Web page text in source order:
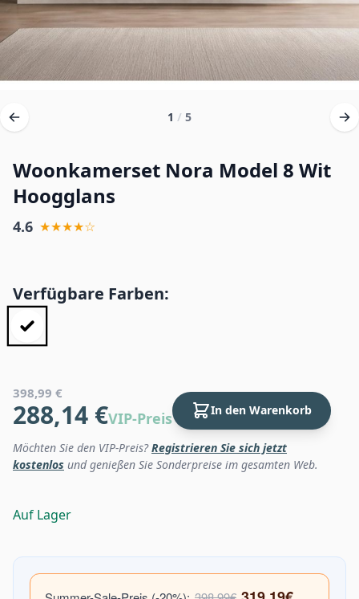
1 / 5
Woonkamerset Nora Model 8 Wit
Hoogglans
4.6 ★★★★☆
Verfügbare Farben:
398,99 €
288,14 €VIP-Preis In den Warenkorb
Möchten Sie den VIP-Preis?Registrieren Sie sich jetzt
kostenlos und genießen Sie Sonderpreise im gesamten Web.
Auf Lager